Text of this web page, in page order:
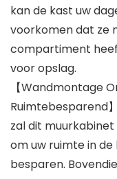
kan de kast uw
voorkomen dat ze
compartiment
voor opslag.
【Wandmontage
Ruimtebesparend
zal dit
om uw ruimte in
besparen.